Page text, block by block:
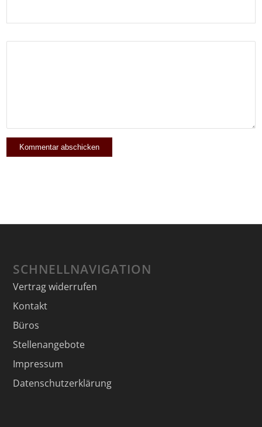
SCHNELLNAVIGATION
Vertrag widerrufen
Kontakt
Büros
Stellenangebote
Impressum
Datenschutzerklärung